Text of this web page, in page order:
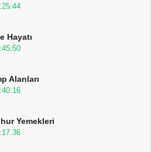
Hayatı
Alanları
Yemekleri